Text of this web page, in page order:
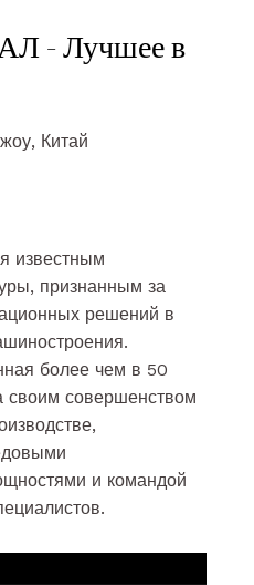
- Лучшее в
Китай
известным
признанным за
решений в
более чем в 50
своим совершенством
и командой